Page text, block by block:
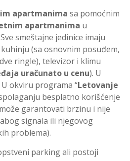
apartmanima sa pomoćnim
apartmanima u
smeštajne jedinice imaju
(sa osnovnim posuđem,
ringle), televizor i klimu
uračunato u cenu). U
okviru programa “Letovanje
besplatno korišćenje
garantovati brzinu i nije
signala ili njegovog
problema).
parking ali postoji